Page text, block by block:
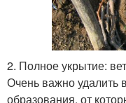
2. Полное укрытие:
Очень важно удалить
образования, от